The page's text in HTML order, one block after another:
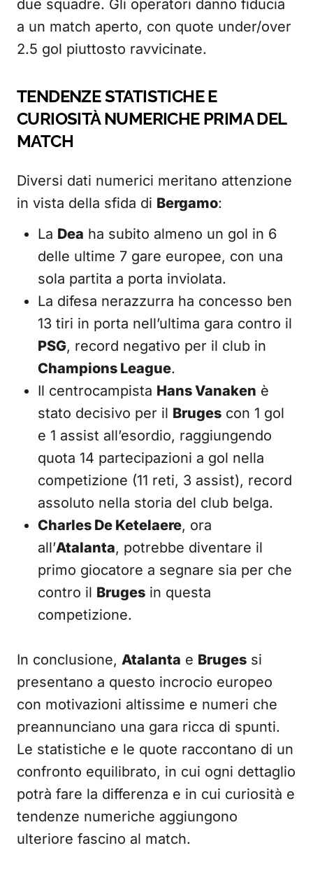
due squadre. Gli operatori danno fiducia
a un match aperto, con quote under/over
2.5 gol piuttosto ravvicinate.
TENDENZE STATISTICHE E
CURIOSITÀ NUMERICHE PRIMA DEL
MATCH
Diversi dati numerici meritano attenzione
in vista della sfida di Bergamo:
La Dea ha subito almeno un gol in 6
delle ultime 7 gare europee, con una
sola partita a porta inviolata.
La difesa nerazzurra ha concesso ben
13 tiri in porta nell’ultima gara contro il
PSG, record negativo per il club in
Champions League.
Il centrocampista Hans Vanaken è
stato decisivo per il Bruges con 1 gol
e 1 assist all’esordio, raggiungendo
quota 14 partecipazioni a gol nella
competizione (11 reti, 3 assist), record
assoluto nella storia del club belga.
Charles De Ketelaere, ora
all’Atalanta, potrebbe diventare il
primo giocatore a segnare sia per che
contro il Bruges in questa
competizione.
In conclusione, Atalanta e Bruges si
presentano a questo incrocio europeo
con motivazioni altissime e numeri che
preannunciano una gara ricca di spunti.
Le statistiche e le quote raccontano di un
confronto equilibrato, in cui ogni dettaglio
potrà fare la differenza e in cui curiosità e
tendenze numeriche aggiungono
ulteriore fascino al match.